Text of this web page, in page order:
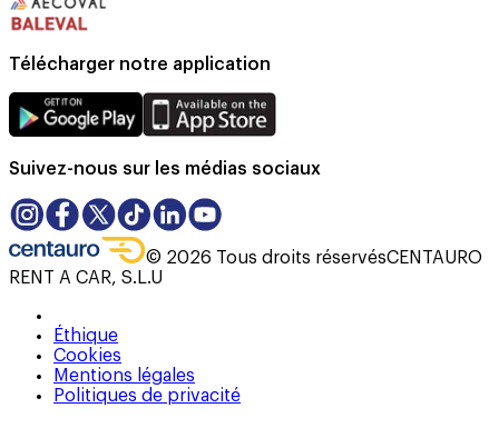
Télécharger notre application
Suivez-nous sur les médias sociaux
© 2026 Tous droits réservésCENTAURO
RENT A CAR, S.L.U
Éthique
Cookies
Mentions légales
Politiques de privacité